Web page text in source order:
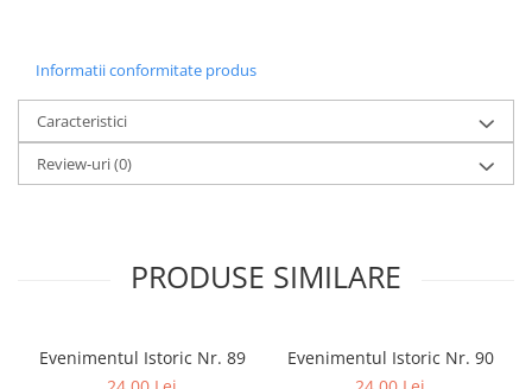
Informatii conformitate produs
Caracteristici
Review-uri(0)
PRODUSE SIMILARE
Evenimentul Istoric Nr. 89
Evenimentul Istoric Nr. 90